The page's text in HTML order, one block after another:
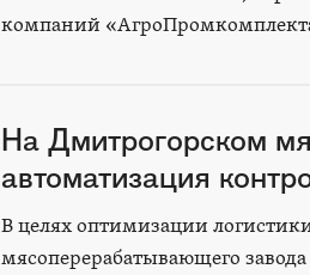
компаний
На Дмитрогорском
автоматизация
В целях оптимизации
мясоперерабатывающего